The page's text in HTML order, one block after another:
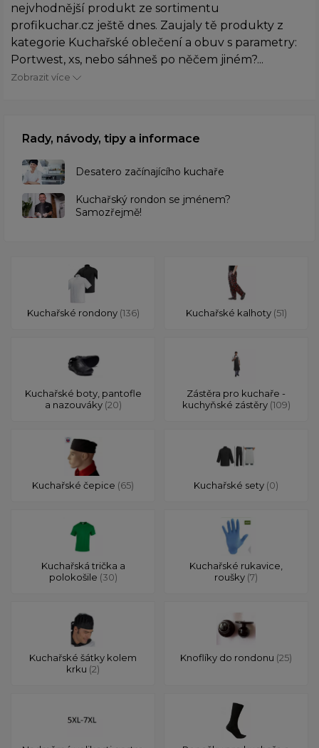
nejvhodnější produkt ze sortimentu
profikuchar.cz ještě dnes. Zaujaly tě produkty z
kategorie Kuchařské oblečení a obuv s parametry:
Portwest, xs, nebo sáhneš po něčem jiném?...
Zobrazit více
Rady, návody, tipy a informace
Desatero začínajícího kuchaře
Kuchařský rondon se jménem?
Samozřejmě!
Kuchařské rondony (136) Kuchařské kalhoty (51)
Kuchařské boty, pantofle
a nazouváky (20)
Zástěra pro kuchaře -
kuchyňské zástěry (109)
Kuchařské čepice (65) Kuchařské sety (0)
Kuchařská trička a
polokošile (30)
Kuchařské rukavice,
roušky (7)
Kuchařské šátky kolem
krku (2)
Knoflíky do rondonu (25)